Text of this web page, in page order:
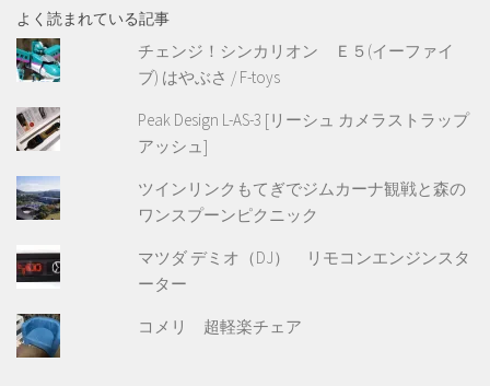
よく読まれている記事
チェンジ！シンカリオン Ｅ５(イーファイ
ブ) はやぶさ / F-toys
Peak Design L-AS-3 [リーシュ カメラストラップ
アッシュ]
ツインリンクもてぎでジムカーナ観戦と森の
ワンスプーンピクニック
マツダ デミオ（DJ） リモコンエンジンスタ
ーター
コメリ 超軽楽チェア